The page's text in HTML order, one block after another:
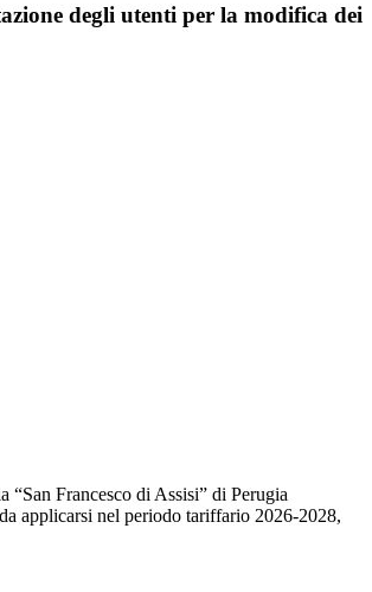
degli utenti per la modifica dei
Francesco di Assisi” di Perugia
applicarsi nel periodo tariffario 2026-2028,